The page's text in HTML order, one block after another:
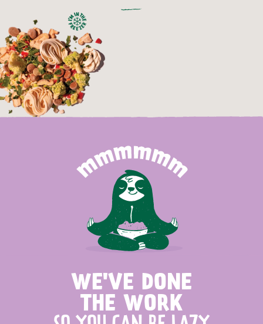
WE'VE DONE
THE WORK